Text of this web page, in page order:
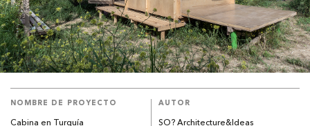
NOMBRE DE PROYECTO
Cabina en Turquía
AUTOR
SO? Architecture&Ideas